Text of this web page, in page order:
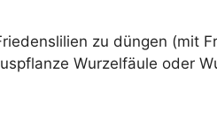
zu düngen (mit
Wurzelfäule oder